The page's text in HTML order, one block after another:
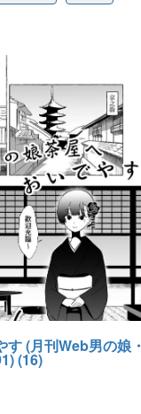
(月刊Web男の娘・
(16)